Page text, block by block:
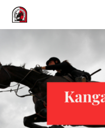
Siirry
sivun
Kangasalan Ratsastajat ry